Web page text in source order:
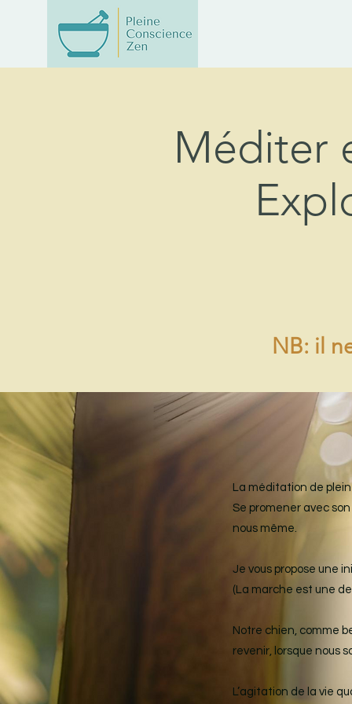
Méditer
NB: il
La méditation de
Se promener avec
nous même.
Je vous propose une
(La marche est une
Notre chien, comme
revenir, lorsque nous
L’agitation de la vie